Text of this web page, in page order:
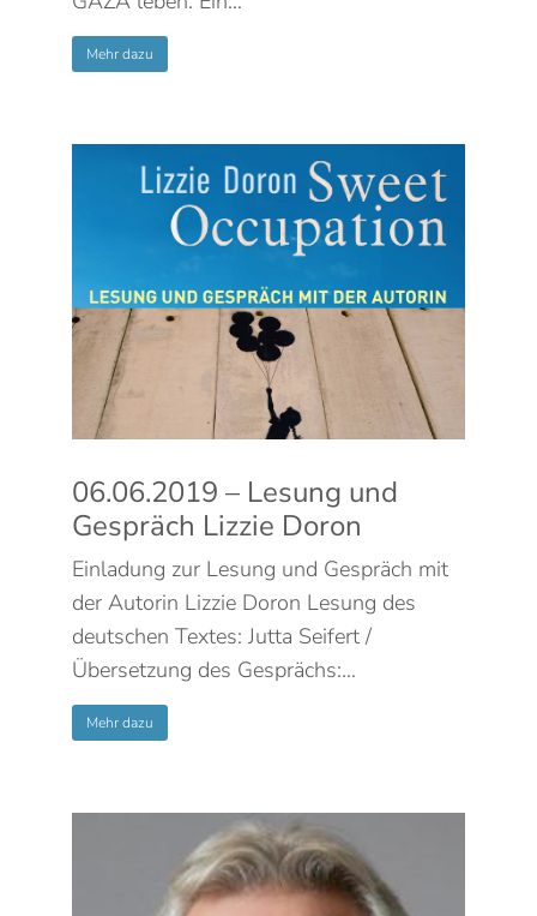
Mehr dazu
06.06.2019 – Lesung und
Gespräch Lizzie Doron
Einladung zur Lesung und Gespräch mit
der Autorin Lizzie Doron Lesung des
deutschen Textes: Jutta Seifert /
Übersetzung des Gesprächs:…
Mehr dazu